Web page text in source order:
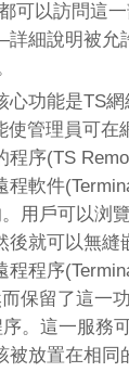
可以訪問這
細說明被允
功能是TS網
使管理員可在
程序(TS
程軟件
用戶可以浏
後就可以無縫
程序
保留了這一
。這一服務
被放置在相同